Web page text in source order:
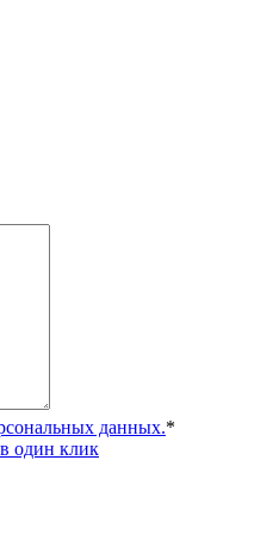
данных.*
один клик